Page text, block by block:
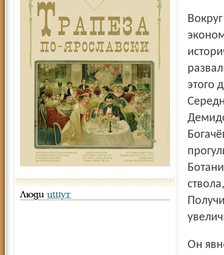
Люди ищут
Вокруг кроме здания Всесоюзного заочного финансово-
этого
Он явно имел родство с красивым зданием ВЗФЭИ,